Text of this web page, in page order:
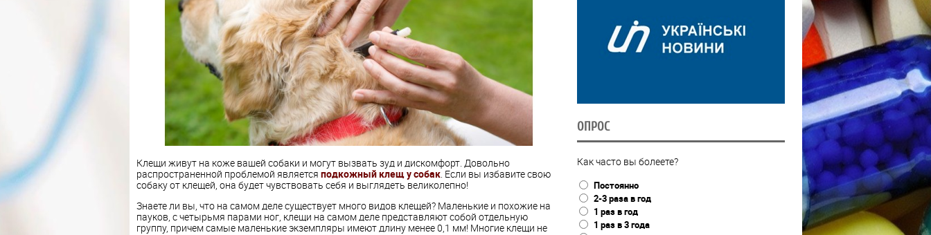
Клещи живут на коже вашей собаки и могут вызвать зуд и дискомфорт. Довольно
распространенной проблемой является подкожный клещ у собак. Если вы избавите свою
собаку от клещей, она будет чувствовать себя и выглядеть великолепно!
Знаете ли вы, что на самом деле существует много видов клещей? Маленькие и похожие на
пауков, с четырьмя парами ног, клещи на самом деле представляют собой отдельную
группу, причем самые маленькие экземпляры имеют длину менее 0,1 мм! Многие клещи не
ОПРОС
Как часто вы болеете?
Постоянно
2-3 раза в год
1 раз в год
1 раз в 3 года